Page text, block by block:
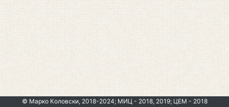
© Марко Коловски, 2018-2024; МИЦ - 2018, 2019; ЦЕМ - 2018